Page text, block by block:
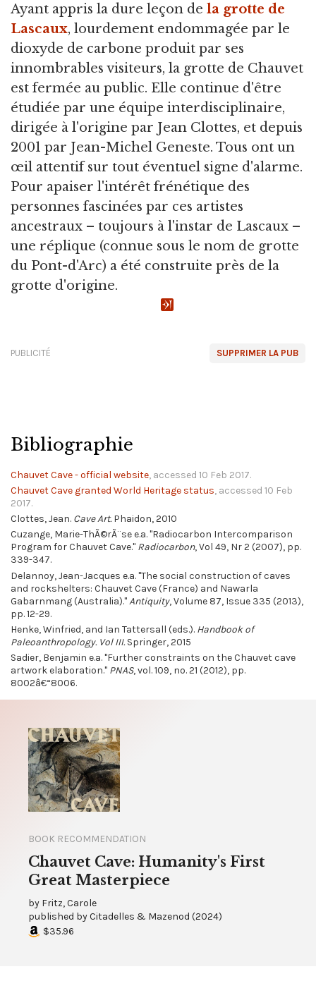
Ayant appris la dure leçon de la grotte de
Lascaux, lourdement endommagée par le
dioxyde de carbone produit par ses
innombrables visiteurs, la grotte de Chauvet
est fermée au public. Elle continue d'être
étudiée par une équipe interdisciplinaire,
dirigée à l'origine par Jean Clottes, et depuis
2001 par Jean-Michel Geneste. Tous ont un
œil attentif sur tout éventuel signe d'alarme.
Pour apaiser l'intérêt frénétique des
personnes fascinées par ces artistes
ancestraux – toujours à l'instar de Lascaux –
une réplique (connue sous le nom de grotte
du Pont-d'Arc) a été construite près de la
grotte d'origine.
SUPPRIMER LA PUB
PUBLICITÉ
Bibliographie
Chauvet Cave - official website, accessed 10 Feb 2017.
Chauvet Cave granted World Heritage status, accessed 10 Feb
2017.
Clottes, Jean. Cave Art.Phaidon, 2010
Cuzange, Marie-ThÃ©rÃ¨se e.a. "Radiocarbon Intercomparison
Program for Chauvet Cave." Radiocarbon, Vol 49, Nr 2 (2007), pp.
339-347.
Delannoy, Jean-Jacques e.a. "The social construction of caves
and rockshelters: Chauvet Cave (France) and Nawarla
Gabarnmang (Australia)."Antiquity, Volume 87, Issue 335 (2013),
pp. 12-29.
Henke, Winfried, and Ian Tattersall (eds.). Handbook of
Paleoanthropology. Vol III.Springer, 2015
Sadier, Benjamin e.a. "Further constraints on the Chauvet cave
artwork elaboration." PNAS, vol. 109, no. 21 (2012), pp.
8002â€“8006.
BOOK RECOMMENDATION
Chauvet Cave: Humanity's First
Great Masterpiece
by Fritz, Carole
published byCitadelles & Mazenod (2024)
$35.96